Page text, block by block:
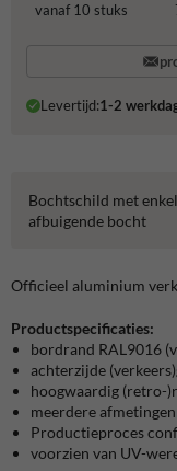
vanaf 10 stuks
Levertijd:1-2
Bochtschild met
afbuigende bocht
Officieel aluminium
Productspecificaties:
bordrand RAL9016
achterzijde
hoogwaardig (retro-
meerdere
Productieproces
voorzien van UV-